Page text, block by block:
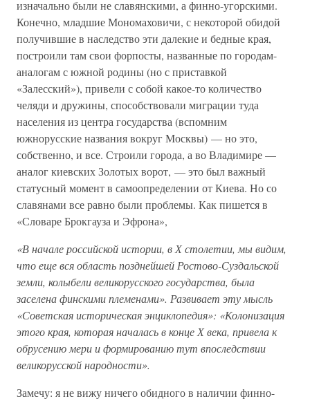
изначально были не славянскими, а финно-угорскими.
Конечно, младшие Мономаховичи, с некоторой обидой
получившие в наследство эти далекие и бедные края,
построили там свои форпосты, названные по городам-
аналогам с южной родины (но с приставкой
«Залесский»), привели с собой какое-то количество
челяди и дружины, способствовали миграции туда
населения из центра государства (вспомним
южнорусские названия вокруг Москвы) — но это,
собственно, и все. Строили города, а во Владимире —
аналог киевских Золотых ворот, — это был важный
статусный момент в самоопределении от Киева. Но со
славянами все равно были проблемы. Как пишется в
«Словаре Брокгауза и Эфрона»,
«В начале российской истории, в Х столетии, мы видим,
что еще вся область позднейшей Ростово-Суздальской
земли, колыбели великорусского государства, была
заселена финскими племенами». Развивает эту мысль
«Советская историческая энциклопедия»: «Колонизация
этого края, которая началась в конце Х века, привела к
обрусению мери и формированию тут впоследствии
великорусской народности».
Замечу: я не вижу ничего обидного в наличии финно-